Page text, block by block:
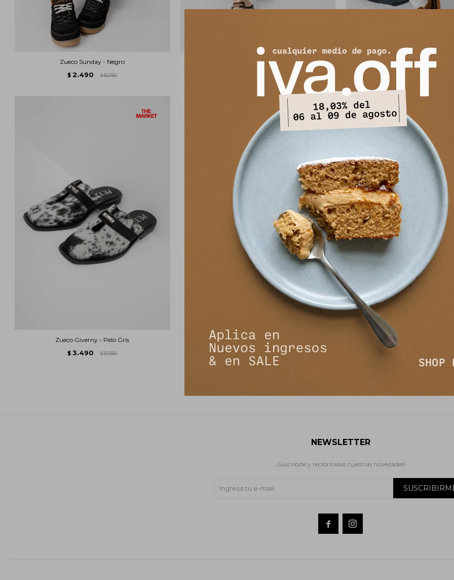
Zueco Sunday - Negro
$ 2.490 $ 8.290
Zueco Sunday - Vison
8.290
Sneaker Isolina - Negro/
Zueco Giverny - Pelo Gris
$ 3.490 $ 9.590
Sandalia Verbena - Marron
$ 3.490 $ 8.990
Sandalia Verbena -
NEWSLETTER
¡Suscribite y recibí todas nuestras novedades!
 